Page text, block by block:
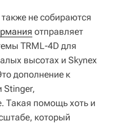
не собираются
отправляет
TRML-4D для
высотах и Skynex
дополнение к
Stinger,
Такая помощь хоть и
который